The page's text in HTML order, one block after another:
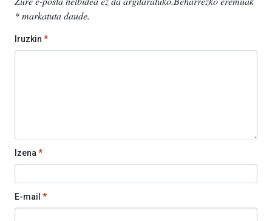
*markatuta daude.
Iruzkin *
Izena*
E-mail *